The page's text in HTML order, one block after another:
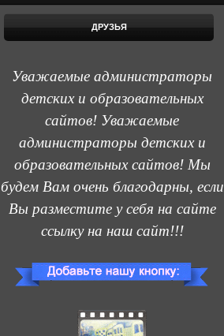
ДРУЗЬЯ
Уважаемые администраторы
детских и образовательных
сайтов! Уважаемые
администраторы детских и
образовательных сайтов! Мы
будем Вам очень благодарны, если
Вы разместите у себя на сайте
ссылку на наш сайт!!!